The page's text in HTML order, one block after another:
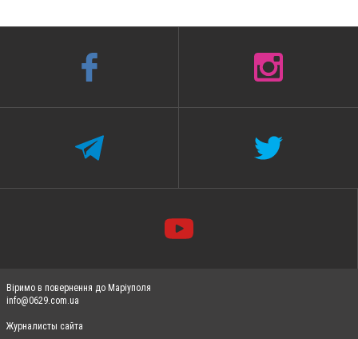
Віримо в повернення до Маріуполя
info@0629.com.ua
Журналисты сайта